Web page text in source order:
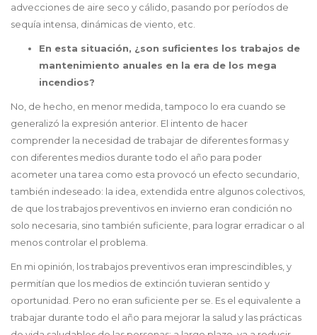
advecciones de aire seco y cálido, pasando por períodos de
sequía intensa, dinámicas de viento, etc.
En esta situación, ¿son suficientes los trabajos de
mantenimiento anuales en la era de los mega
incendios?
No, de hecho, en menor medida, tampoco lo era cuando se
generalizó la expresión anterior. El intento de hacer
comprender la necesidad de trabajar de diferentes formas y
con diferentes medios durante todo el año para poder
acometer una tarea como esta provocó un efecto secundario,
también indeseado: la idea, extendida entre algunos colectivos,
de que los trabajos preventivos en invierno eran condición no
solo necesaria, sino también suficiente, para lograr erradicar o al
menos controlar el problema.
En mi opinión, los trabajos preventivos eran imprescindibles, y
permitían que los medios de extinción tuvieran sentido y
oportunidad. Pero no eran suficiente per se. Es el equivalente a
trabajar durante todo el año para mejorar la salud y las prácticas